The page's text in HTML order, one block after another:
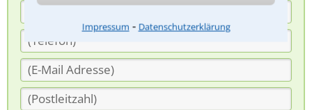
Impressum ⁃ Datenschutzerklärung